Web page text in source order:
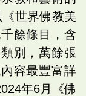
世界佛教美
餘條目，含
別，萬餘張
容最豐富詳
年6月《佛